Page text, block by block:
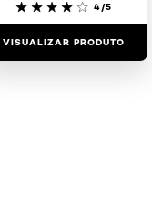
4/5
VISUALIZAR PRODUTO